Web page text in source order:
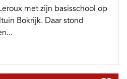
met zijn basisschool op
Bokrijk. Daar stond